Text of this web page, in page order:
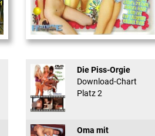
18 And Confused #8 - ...
Die Piss-Orgie
Download-Chart
Platz 2
Oma mit